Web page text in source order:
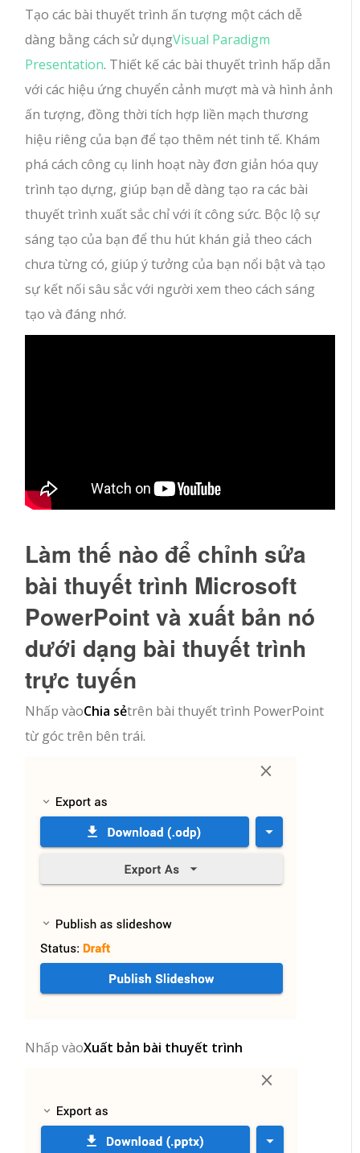
Tạo các bài thuyết trình ấn tượng một cách dễ
dàng bằng cách sử dụngVisual Paradigm
Presentation. Thiết kế các bài thuyết trình hấp dẫn
với các hiệu ứng chuyển cảnh mượt mà và hình ảnh
ấn tượng, đồng thời tích hợp liền mạch thương
hiệu riêng của bạn để tạo thêm nét tinh tế. Khám
phá cách công cụ linh hoạt này đơn giản hóa quy
trình tạo dựng, giúp bạn dễ dàng tạo ra các bài
thuyết trình xuất sắc chỉ với ít công sức. Bộc lộ sự
sáng tạo của bạn để thu hút khán giả theo cách
chưa từng có, giúp ý tưởng của bạn nổi bật và tạo
sự kết nối sâu sắc với người xem theo cách sáng
tạo và đáng nhớ.
Làm thế nào để chỉnh sửa
bài thuyết trình Microsoft
PowerPoint và xuất bản nó
dưới dạng bài thuyết trình
trực tuyến
Nhấp vàoChia sẻtrên bài thuyết trình PowerPoint
từ góc trên bên trái.
Nhấp vàoXuất bản bài thuyết trình